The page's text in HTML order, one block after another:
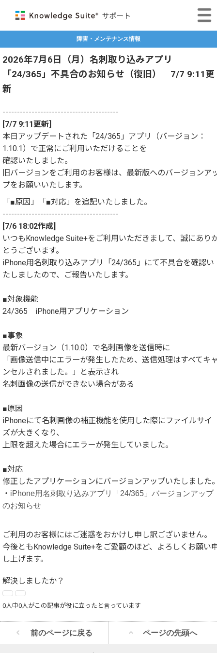
障害・メンテナンス情報
2026年7月6日（月）名刺取り込みアプリ
「24/365」不具合のお知らせ（復旧） 7/7 9:11更
新
----------------------------------------
[7/7 9:11更新]
本日アップデートされた「24/365」アプリ（バージョン：
1.10.1）で正常にご利用いただけることを
確認いたしました。
旧バージョンをご利用のお客様は、最新版へのバージョンア
プをお願いいたします。
「■原因」「■対応」を追記いたしました。
----------------------------------------
[7/6 18:02作成]
いつもKnowledge Suite+をご利用いただきまして、誠にあり
とうございます。
iPhone用名刺取り込みアプリ「24/365」にて不具合を確認い
たしましたので、ご報告いたします。
■対象機能
24/365 iPhone用アプリケーション
■事象
最新バージョン（1.10.0）で名刺画像を送信時に
「画像送信中にエラーが発生したため、送信処理はすべてキ
ンセルされました。」と表示され
名刺画像の送信ができない場合がある
■原因
iPhoneにて名刺画像の補正機能を使用した際にファイルサイ
ズが大きくなり、
上限を超えた場合にエラーが発生していました。
■対応
修正したアプリケーションにバージョンアップいたしました
・ iPhone用名刺取り込みアプリ「24/365」バージョンアップ
のお知らせ
ご利用のお客様にはご迷惑をおかけし申し訳ございません。
今後ともKnowledge Suite+をご愛顧のほど、よろしくお願い
し上げます。
解決しましたか？
0人中0人がこの記事が役に立ったと言っています
前のページに戻る ページの先頭へ